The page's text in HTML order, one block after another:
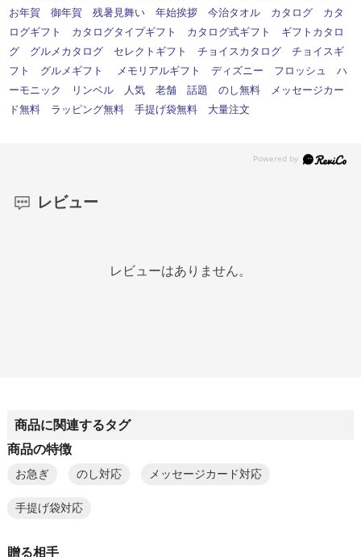
お年賀 御年賀 残暑見舞い 年始挨拶 今治タオル カタログ カタ
ログギフト カタログタイプギフト カタログ式ギフト ギフトカタロ
グ グルメカタログ セレクトギフト チョイスカタログ チョイスギ
フト グルメギフト メモリアルギフト ディズニー フロッシュ ハ
ーモニック リンベル 人気 老舗 話題 のし無料 メッセージカー
ド無料 ラッピング無料 手提げ袋無料 大量注文
レビュー
レビューはありません。
商品に関連するタグ
商品の特徴
お急ぎ のし対応 メッセージカード対応
手提げ袋対応
贈る相手